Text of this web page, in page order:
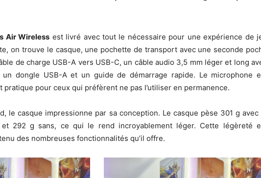
Air Wireless est livré avec tout le nécessaire pour une expérience de
on trouve le casque, une pochette de transport avec une seconde
de charge USB-A vers USB-C, un câble audio 3,5 mm léger et long
dongle USB-A et un guide de démarrage rapide. Le microphone
pratique pour ceux qui préfèrent ne pas l’utiliser en permanence.
le casque impressionne par sa conception. Le casque pèse 301 g avec
et 292 g sans, ce qui le rend incroyablement léger. Cette légèreté
des nombreuses fonctionnalités qu’il offre.